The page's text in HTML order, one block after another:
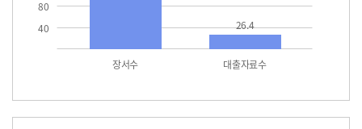
40
80
장서수 대출자료수
26.4